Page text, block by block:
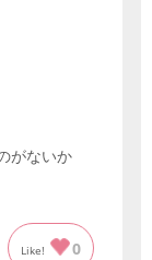
がないか
Like! 0